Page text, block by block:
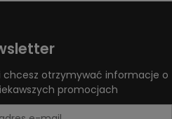
chcesz otrzymywać informacje o
promocjach